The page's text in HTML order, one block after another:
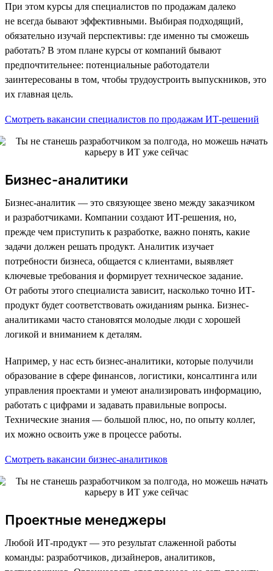
При этом курсы для специалистов по продажам далеко
не всегда бывают эффективными. Выбирая подходящий,
обязательно изучай перспективы: где именно ты сможешь
работать? В этом плане курсы от компаний бывают
предпочтительнее: потенциальные работодатели
заинтересованы в том, чтобы трудоустроить выпускников, это
их главная цель.
Смотреть вакансии специалистов по продажам ИТ-решений
Бизнес-аналитики
Бизнес-аналитик — это связующее звено между заказчиком
и разработчиками. Компании создают ИТ-решения, но,
прежде чем приступить к разработке, важно понять, какие
задачи должен решать продукт. Аналитик изучает
потребности бизнеса, общается с клиентами, выявляет
ключевые требования и формирует техническое задание.
От работы этого специалиста зависит, насколько точно ИТ-
продукт будет соответствовать ожиданиям рынка. Бизнес-
аналитиками часто становятся молодые люди с хорошей
логикой и вниманием к деталям.
Например, у нас есть бизнес-аналитики, которые получили
образование в сфере финансов, логистики, консалтинга или
управления проектами и умеют анализировать информацию,
работать с цифрами и задавать правильные вопросы.
Технические знания — большой плюс, но, по опыту коллег,
их можно освоить уже в процессе работы.
Смотреть вакансии бизнес-аналитиков
Проектные менеджеры
Любой ИТ-продукт — это результат слаженной работы
команды: разработчиков, дизайнеров, аналитиков,